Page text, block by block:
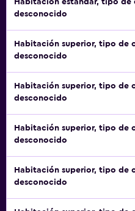
Habitación estándar, tipo de
desconocido
Habitación superior, tipo de
desconocido
Habitación superior, tipo de
desconocido
Habitación superior, tipo de
desconocido
Habitación superior, tipo de
desconocido